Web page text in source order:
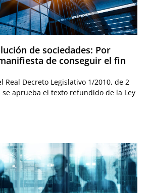
de sociedades: Por
de conseguir el fin
Real Decreto Legislativo 1/2010, de 2
aprueba el texto refundido de la Ley